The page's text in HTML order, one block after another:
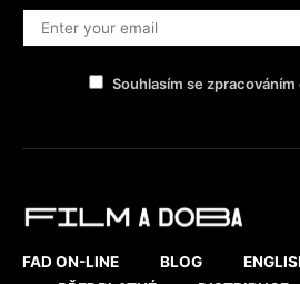
Souhlasím se
FAD ON-LINE BLOG